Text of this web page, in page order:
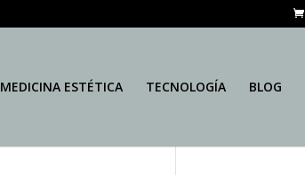
MEDICINA ESTÉTICA TECNOLOGÍA BLOG